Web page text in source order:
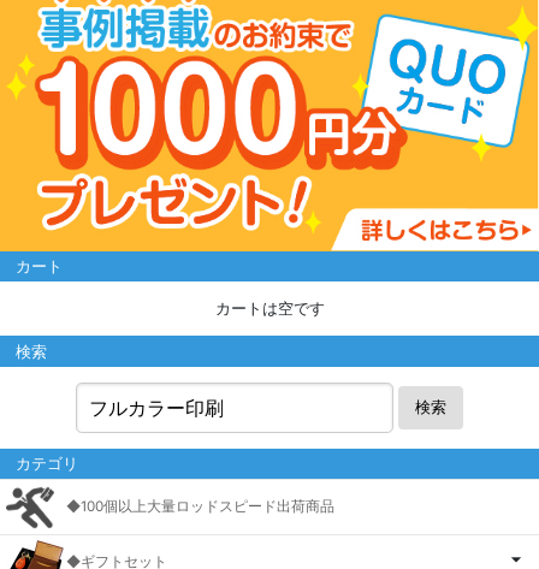
カート
カートは空です
検索
検索
カテゴリ
◆100個以上大量ロッドスピード出荷商品
◆ギフトセット